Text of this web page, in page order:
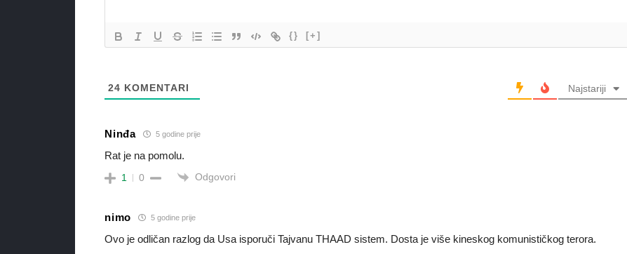
{} [+]
24 KOMENTARI Najstariji
Ninđa 5 godine prije
Rat je na pomolu.
1 0 Odgovori
nimo 5 godine prije
Ovo je odličan razlog da Usa isporučiTajvanuTHAAD sistem. Dosta je više kineskog komunističkog terora.